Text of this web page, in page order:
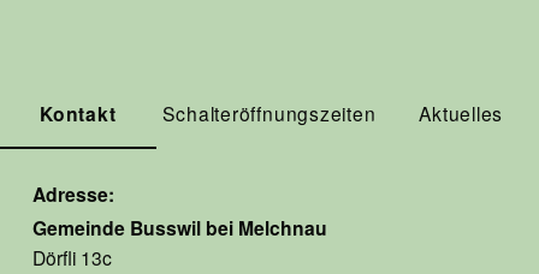
Kontakt Schalteröffnungszeiten Aktuelles
Adresse
Gemeinde Busswil bei Melchnau
Dörfli 13c